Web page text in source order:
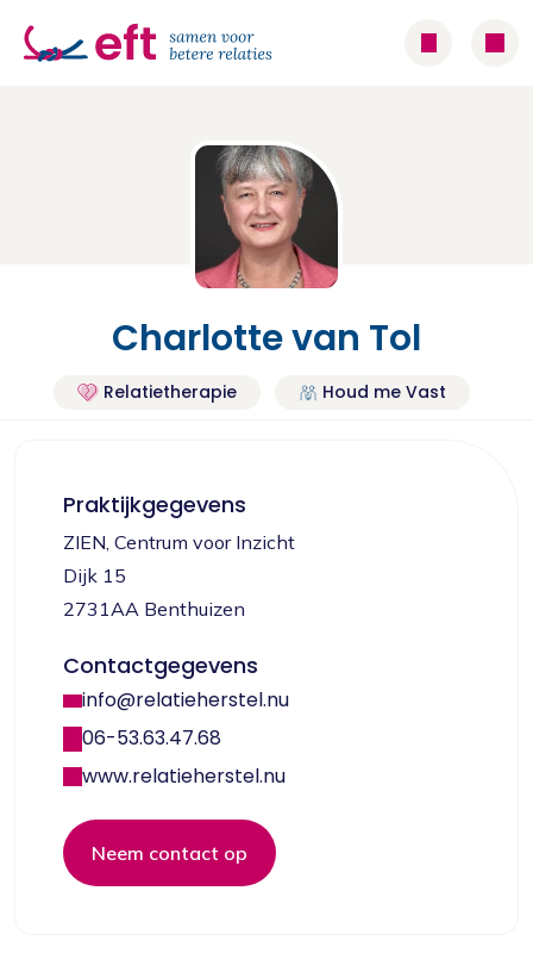
Charlotte van Tol
Relatietherapie Houd me Vast
Praktijkgegevens
ZIEN, Centrum voor Inzicht
Dijk 15
2731AA Benthuizen
Contactgegevens
info@relatieherstel.nu
06-53.63.47.68
www.relatieherstel.nu
Neem contact op